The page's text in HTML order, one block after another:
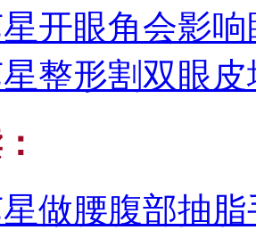
开眼角会影
整形割双眼
做腰腹部抽